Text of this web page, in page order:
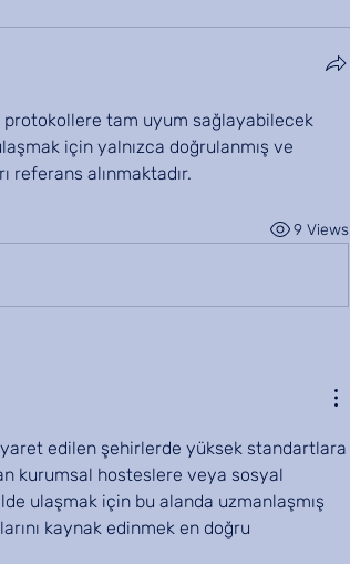
tam uyum sağlayabilecek
için yalnızca doğrulanmış ve
alınmaktadır.
9 Views
edilen şehirlerde yüksek standartlara
kurumsal hosteslere veya sosyal
ulaşmak için bu alanda uzmanlaşmış
kaynak edinmek en doğru